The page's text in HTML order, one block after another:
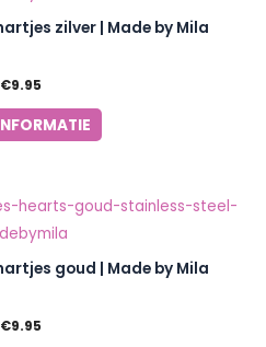
zilver | Made by Mila
€9.95
goud | Made by Mila
€9.95